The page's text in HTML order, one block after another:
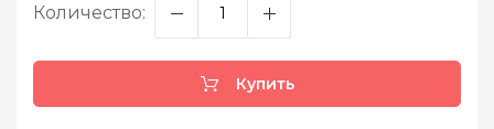
Количество:
Купить